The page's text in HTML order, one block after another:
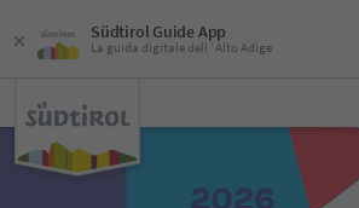
Südtirol Guide App
La guida digitale dell´Alto Adige